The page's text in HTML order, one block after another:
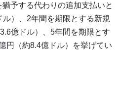
予する代わりの追加支払いと
）、2年間を期限とする新規
億ドル）、5年間を期限とす
円（約8.4億ドル）を挙げてい